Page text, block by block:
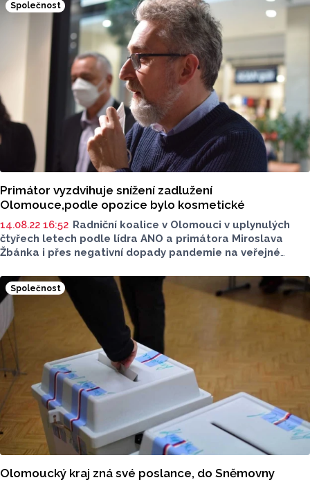
Společnost
Primátor vyzdvihuje snížení zadlužení
Olomouce,podle opozice bylo kosmetické
14.08.22 16:52 Radniční koalice v Olomouci v uplynulých
čtyřech letech podle lídra ANO a primátora Miroslava
Žbánka i přes negativní dopady pandemie na veřejné
i do velkých dopravních staveb. Podle předsedy
opozičního hnutí ProOlomouc a kandidáta na primátora
Tomáše Pejpka bylo ale snížení dluhu pouze kosmetické
a některé velké plánované investice se vedení města
nepodařilo uvést v život.
Společnost
Olomoucký kraj zná své poslance, do Sněmovny